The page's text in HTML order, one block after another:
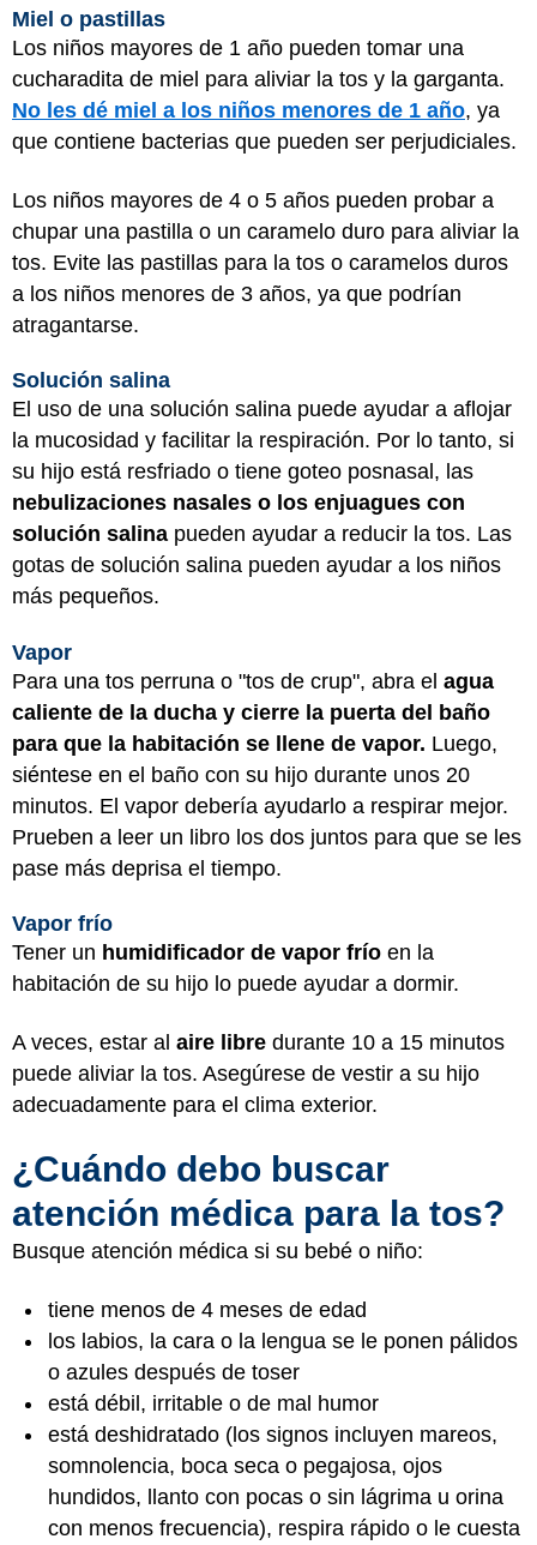
Miel o pastillas
Los niños mayores de 1 año pueden tomar una
cucharadita de miel para aliviar la tos y la garganta.
No les dé miel a los niños menores de 1 año, ya
que contiene bacterias que pueden ser perjudiciales.
Los niños mayores de 4 o 5 años pueden probar a
chupar una pastilla o un caramelo duro para aliviar la
tos. Evite las pastillas para la tos o caramelos duros
a los niños menores de 3 años, ya que podrían
atragantarse.
Solución salina
El uso de una solución salina puede ayudar a aflojar
la mucosidad y facilitar la respiración. Por lo tanto, si
su hijo está resfriado o tiene goteo posnasal, las
nebulizaciones nasales o los enjuagues con
solución salina pueden ayudar a reducir la tos. Las
gotas de solución salina pueden ayudar a los niños
más pequeños.
Vapor
Para una tos perruna o "tos de crup", abra el agua
caliente de la ducha y cierre la puerta del baño
para que la habitación se llene de vapor. Luego,
siéntese en el baño con su hijo durante unos 20
minutos. El vapor debería ayudarlo a respirar mejor.
Prueben a leer un libro los dos juntos para que se les
pase más deprisa el tiempo.
Vapor frío
Tener un humidificador de vapor frío en la
habitación de su hijo lo puede ayudar a dormir.
A veces, estar al aire libre durante 10 a 15 minutos
puede aliviar la tos. Asegúrese de vestir a su hijo
adecuadamente para el clima exterior.
¿Cuándo debo buscar
atención médica para la tos?
Busque atención médica si su bebé o niño:
tiene menos de 4 meses de edad
los labios, la cara o la lengua se le ponen pálidos
o azules después de toser
está débil, irritable o de mal humor
está deshidratado (los signos incluyen mareos,
somnolencia, boca seca o pegajosa, ojos
hundidos, llanto con pocas o sin lágrima u orina
con menos frecuencia), respira rápido o le cuesta